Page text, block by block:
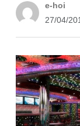
e-hoi
27/04/